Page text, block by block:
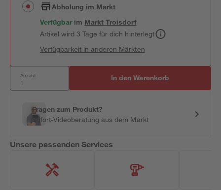
Abholung im Markt
Verfügbar im MarktTroisdorf
Artikel wird 3 Tage für dich hinterlegt
Verfügbarkeit in anderen Märkten
Anzahl: In den Warenkorb
Fragen zum Produkt?
Sofort-Videoberatung aus dem Markt
Unsere passenden Services